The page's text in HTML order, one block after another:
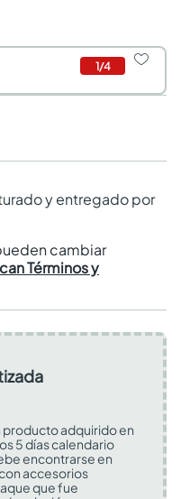
1/4
y entregado por
cambiar
Términos y
producto adquirido en
5 días calendario
encontrarse en
accesorios
que fue